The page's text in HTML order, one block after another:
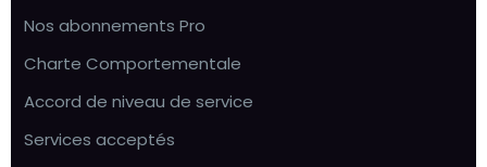
Nos abonnements Pro
Charte Comportementale
Accord de niveau de service
Services acceptés